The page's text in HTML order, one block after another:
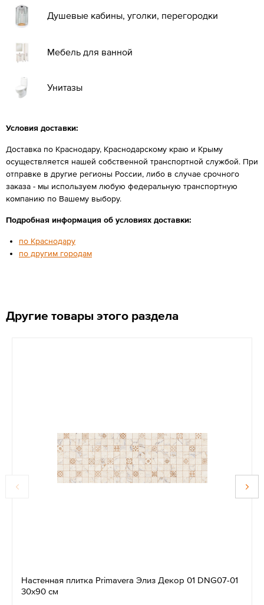
Душевые кабины, уголки, перегородки
Мебель для ванной
Унитазы
Условия доставки:
Доставка по Краснодару, Краснодарскому краю и Крыму
осуществляется нашей собственной транспортной службой. При
отправке в другие регионы России, либо в случае срочного
заказа - мы используем любую федеральную транспортную
компанию по Вашему выбору.
Подробная информация об условиях доставки:
по Краснодару
по другим городам
Другие товары этого раздела
Настенная плитка Primavera Элиз Декор 01 DNG07-01
30x90 см